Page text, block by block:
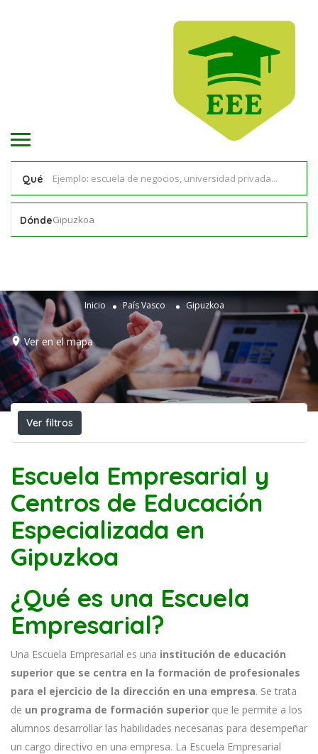
Qué
DóndeGipuzkoa
Inicio País Vasco Gipuzkoa
Ver en el mapa
Ver filtros
Escuela Empresarial y
Centros de Educación
Especializada en
Gipuzkoa
¿Qué es una Escuela
Empresarial?
Una Escuela Empresarial es una institución de educación
superior que se centra en la formación de profesionales
para el ejercicio de la dirección en una empresa. Se trata
de un programa de formación superior que le permite a los
alumnos desarrollar las habilidades necesarias para desempeñar
un cargo directivo en una empresa. La Escuela Empresarial